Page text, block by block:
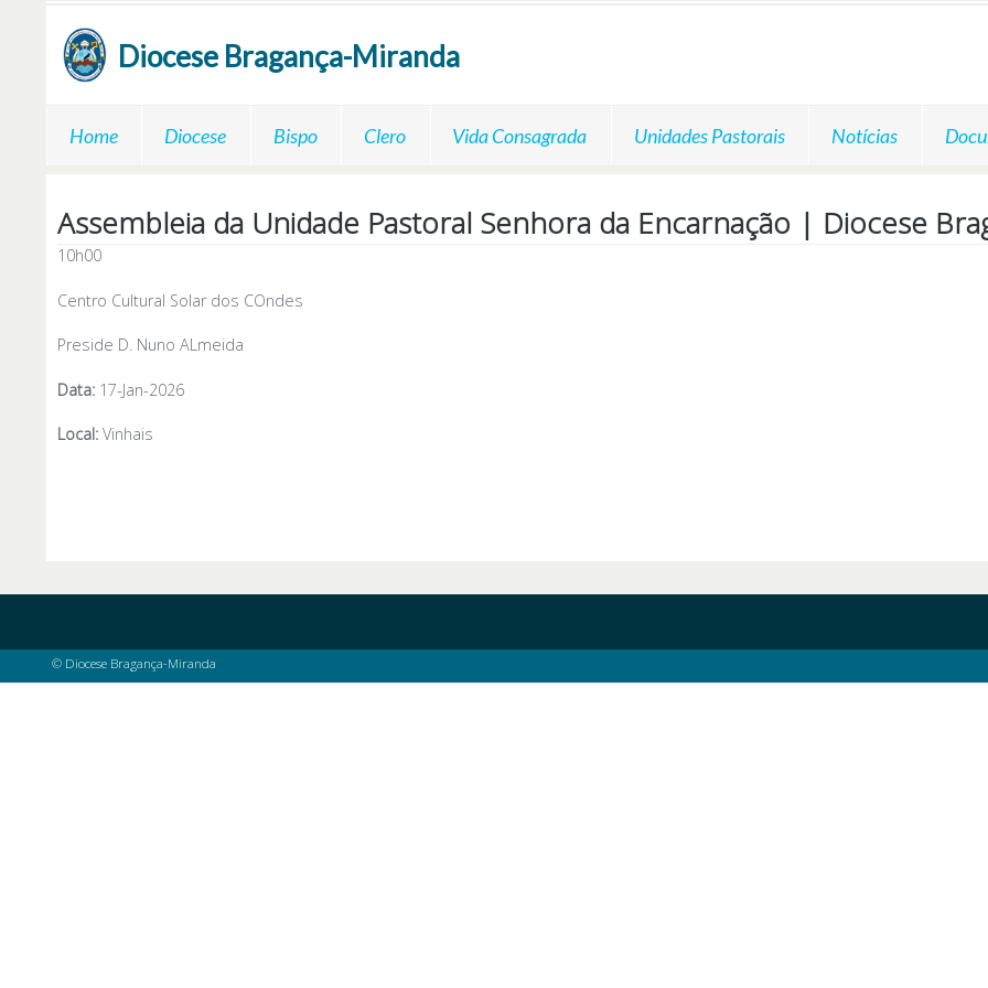
Diocese Bragança-Miranda
Home Diocese Bispo Clero Vida Consagrada Unidades Pastorais Notícias
Assembleia da Unidade Pastoral Senhora da Encarnação | Diocese
10h00
Centro Cultural Solar dos COndes
Preside D. Nuno ALmeida
Data: 17-Jan-2026
Local: Vinhais
© Diocese Bragança-Miranda